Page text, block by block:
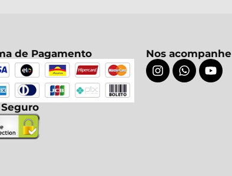
de Pagamento Nos acompanhe